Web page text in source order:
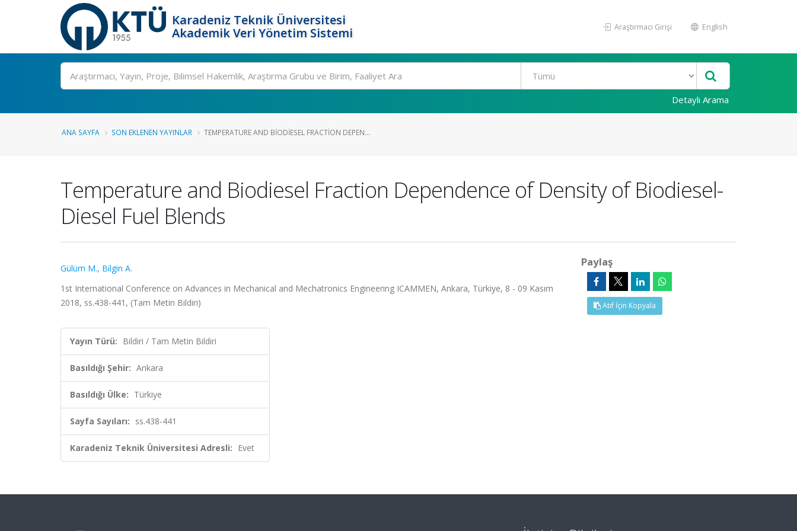
Karadeniz Teknik Üniversitesi
Akademik Veri Yönetim Sistemi
Araştırmacı Girişi English
Ara
Detaylı Arama
ANA SAYFA SON EKLENEN YAYINLAR TEMPERATURE AND BIODIESEL FRACTION DEPEN...
Temperature and Biodiesel Fraction Dependence of Density of Biodiesel-
Diesel Fuel Blends
Gülüm M., Bilgin A.
1st International Conference on Advances in Mechanical and Mechatronics Engineering ICAMMEN, Ankara, Türkiye, 8 - 09 Kasım
2018, ss.438-441, (Tam Metin Bildiri)
Yayın Türü: Bildiri / Tam Metin Bildiri
Basıldığı Şehir: Ankara
Basıldığı Ülke: Türkiye
Sayfa Sayıları: ss.438-441
Karadeniz Teknik Üniversitesi Adresli: Evet
Paylaş
Atıf İçin Kopyala